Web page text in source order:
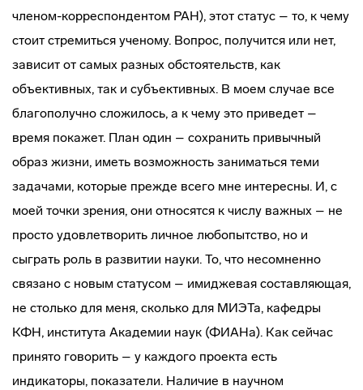
членом-корреспондентом РАН), этот статус – то, к чему
стоит стремиться ученому. Вопрос, получится или нет,
зависит от самых разных обстоятельств, как
объективных, так и субъективных. В моем случае все
благополучно сложилось, а к чему это приведет –
время покажет. План один – сохранить привычный
образ жизни, иметь возможность заниматься теми
задачами, которые прежде всего мне интересны. И, с
моей точки зрения, они относятся к числу важных – не
просто удовлетворить личное любопытство, но и
сыграть роль в развитии науки. То, что несомненно
связано с новым статусом – имиджевая составляющая,
не столько для меня, сколько для МИЭТа, кафедры
КФН, института Академии наук (ФИАНа). Как сейчас
принято говорить – у каждого проекта есть
индикаторы, показатели. Наличие в научном